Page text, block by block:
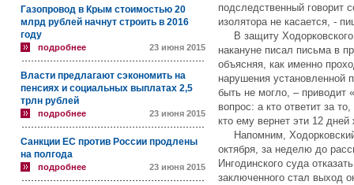
Газопровод в Крым стоимостью 20
млрд рублей начнут строить в 2016
году
подробнее 23 июня 2015
Власти предлагают сэкономить на
пенсиях и социальных выплатах 2,5
трлн рублей
подробнее 23 июня 2015
Санкции ЕС против России продлены
на полгода
подробнее 23 июня 2015
подследственный говорит
изолятора не касается, -
В защиту Ходорковского
накaнуне писал письма в
объясняя, как именно
нарушения установленной
быть не могло, – приводит
вопрос: а кто ответит за
кто ему вернет эти 12 дней
Напомним,
октября, за неделю до
Ингодинского суда
заключенного стал выход